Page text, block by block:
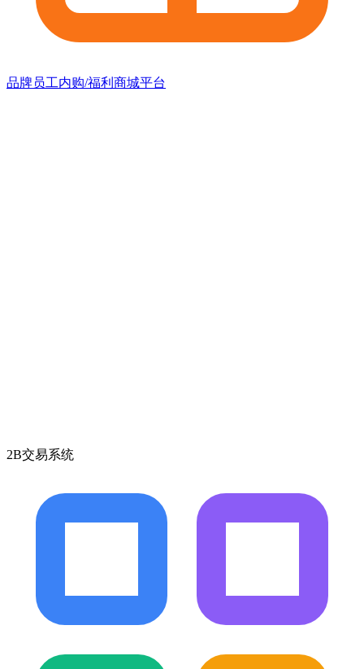
品牌员工内购/福利商城平台
2B交易系统